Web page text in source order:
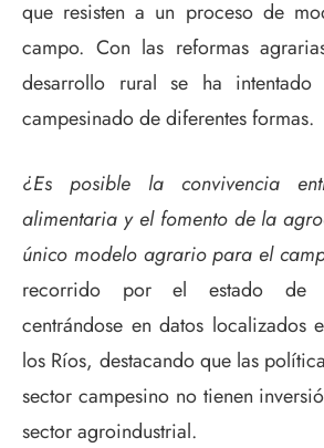
que resisten a un proceso de
campo. Con las reformas
desarrollo rural se ha
campesinado de diferentes formas.
¿Es posible la convivencia
alimentaria y el fomento de la
único modelo agrario para el
recorrido por el estado de
centrándose en datos localizados
los Ríos, destacando que las
sector campesino no tienen
sector agroindustrial.